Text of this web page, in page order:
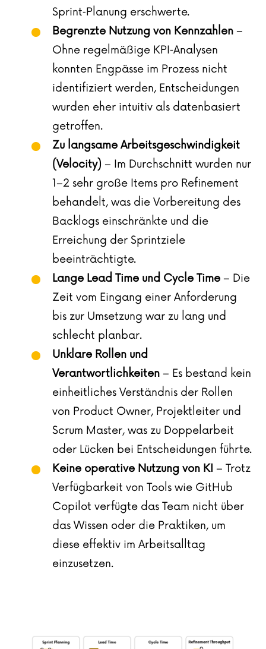
Sprint‑Planung erschwerte.
Begrenzte Nutzung von Kennzahlen –
Ohne regelmäßige KPI‑Analysen
konnten Engpässe im Prozess nicht
identifiziert werden, Entscheidungen
wurden eher intuitiv als datenbasiert
getroffen.
Zu langsame Arbeitsgeschwindigkeit
(Velocity) – Im Durchschnitt wurden nur
1–2 sehr große Items pro Refinement
behandelt, was die Vorbereitung des
Backlogs einschränkte und die
Erreichung der Sprintziele
beeinträchtigte.
Lange Lead Time und Cycle Time – Die
Zeit vom Eingang einer Anforderung
bis zur Umsetzung war zu lang und
schlecht planbar.
Unklare Rollen und
Verantwortlichkeiten – Es bestand kein
einheitliches Verständnis der Rollen
von Product Owner, Projektleiter und
Scrum Master, was zu Doppelarbeit
oder Lücken bei Entscheidungen führte.
Keine operative Nutzung von KI – Trotz
Verfügbarkeit von Tools wie GitHub
Copilot verfügte das Team nicht über
das Wissen oder die Praktiken, um
diese effektiv im Arbeitsalltag
einzusetzen.